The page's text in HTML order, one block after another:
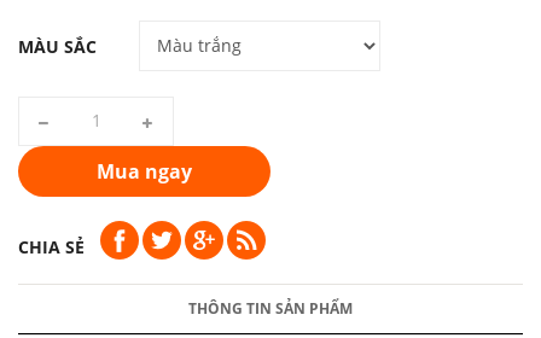
MÀU SẮC
Mua ngay
CHIA SẺ
THÔNG TIN SẢN PHẨM